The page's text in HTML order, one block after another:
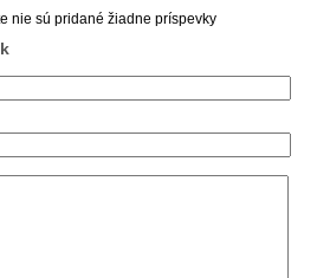
nie sú pridané žiadne príspevky